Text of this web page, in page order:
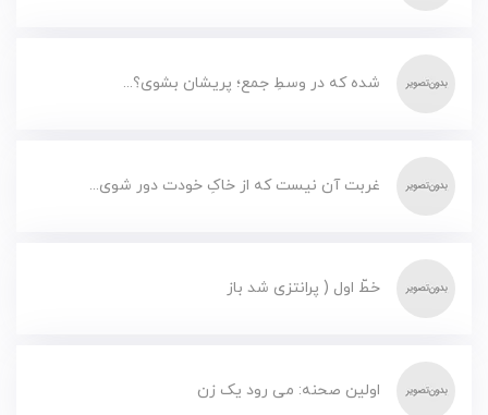
شده که در وسطِ جمع؛ پریشان بشوی؟...
غربت آن نیست که از خاکِ خودت دور شوی...
خطّ اول ( پرانتزی شد باز
اولین صحنه: می رود یک زن